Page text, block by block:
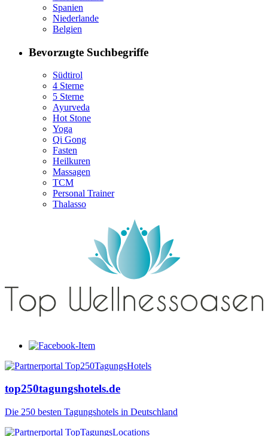
Spanien
Niederlande
Belgien
Bevorzugte Suchbegriffe
Südtirol
4 Sterne
5 Sterne
Ayurveda
Hot Stone
Yoga
Qi Gong
Fasten
Heilkuren
Massagen
TCM
Personal Trainer
Thalasso
top250tagungshotels.de
Die 250 besten Tagungshotels in Deutschland